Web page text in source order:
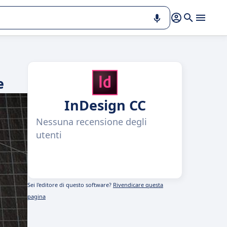
InDesign CC
Nessuna recensione degli
utenti
Sei l'editore di questo software? Rivendicare questa
pagina